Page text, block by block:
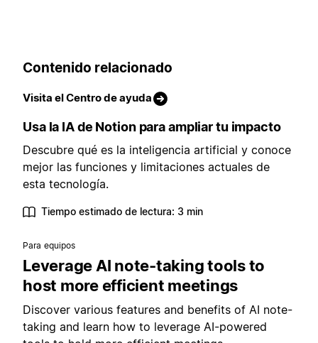
Contenido relacionado
Visita el Centro de ayuda
Usa la IA de Notion para ampliar tu impacto
Descubre qué es la inteligencia artificial y conoce
mejor las funciones y limitaciones actuales de
esta tecnología.
Tiempo estimado de lectura: 3 min
Para equipos
Leverage AI note-taking tools to
host more efficient meetings
Discover various features and benefits of AI note-
taking and learn how to leverage AI-powered